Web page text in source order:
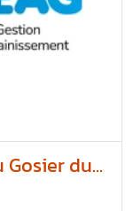
du...